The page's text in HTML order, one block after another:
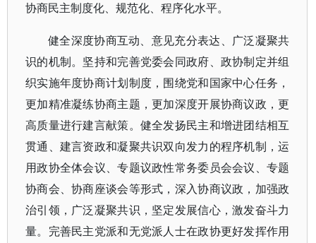
协商民主制度化、规范化、程序化水平。
健全深度协商互动、意见充分表达、广泛凝聚共
识的机制。坚持和完善党委会同政府、政协制定并组
织实施年度协商计划制度，围绕党和国家中心任务，
更加精准凝练协商主题，更加深度开展协商议政，更
高质量进行建言献策。健全发扬民主和增进团结相互
贯通、建言资政和凝聚共识双向发力的程序机制，运
用政协全体会议、专题议政性常务委员会会议、专题
协商会、协商座谈会等形式，深入协商议政，加强政
治引领，广泛凝聚共识，坚定发展信心，激发奋斗力
量。完善民主党派和无党派人士在政协更好发挥作用